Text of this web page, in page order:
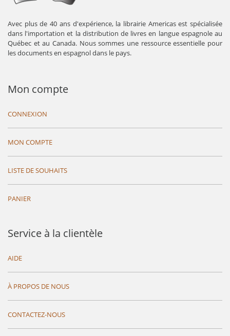
Avec plus de 40 ans d'expérience, la librairie Americas est spécialisée
dans l'importation et la distribution de livres en langue espagnole au
Québec et au Canada. Nous sommes une ressource essentielle pour
les documents en espagnol dans le pays.
Mon compte
CONNEXION
MON COMPTE
LISTE DE SOUHAITS
PANIER
Service à la clientèle
AIDE
À PROPOS DE NOUS
CONTACTEZ-NOUS